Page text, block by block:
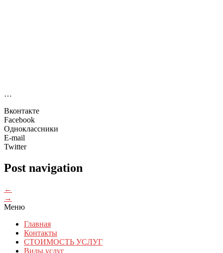
…
Вконтакте
Facebook
Одноклассники
E-mail
Twitter
Post navigation
←
→
Меню
Главная
Контакты
СТОИМОСТЬ УСЛУГ
Виды услуг